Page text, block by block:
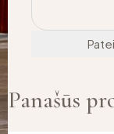
Panašūs